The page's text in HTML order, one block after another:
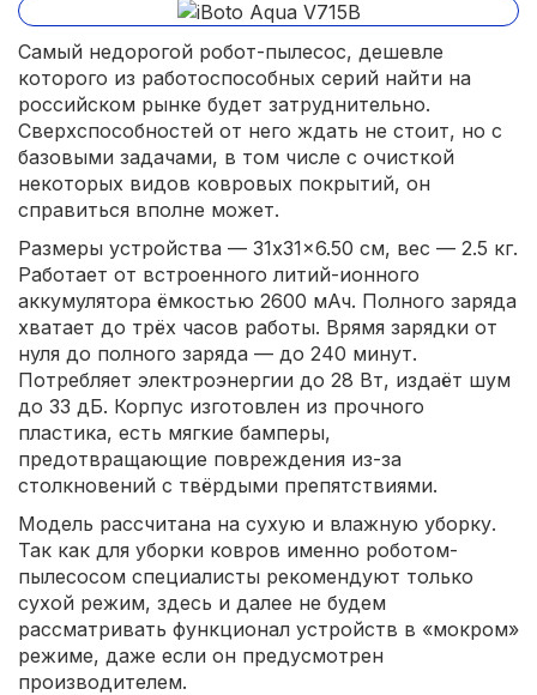
Самый недорогой робот-пылесос, дешевле
которого из работоспособных серий найти на
российском рынке будет затруднительно.
Сверхспособностей от него ждать не стоит, но с
базовыми задачами, в том числе с очисткой
некоторых видов ковровых покрытий, он
справиться вполне может.
Размеры устройства — 31x31x6.50 см, вес — 2.5 кг.
Работает от встроенного литий-ионного
аккумулятора ёмкостью 2600 мАч. Полного заряда
хватает до трёх часов работы. Врямя зарядки от
нуля до полного заряда — до 240 минут.
Потребляет электроэнергии до 28 Вт, издаёт шум
до 33 дБ. Корпус изготовлен из прочного
пластика, есть мягкие бамперы,
предотвращающие повреждения из-за
столкновений с твёрдыми препятствиями.
Модель рассчитана на сухую и влажную уборку.
Так как для уборки ковров именно роботом-
пылесосом специалисты рекомендуют только
сухой режим, здесь и далее не будем
рассматривать функционал устройств в «мокром»
режиме, даже если он предусмотрен
производителем.